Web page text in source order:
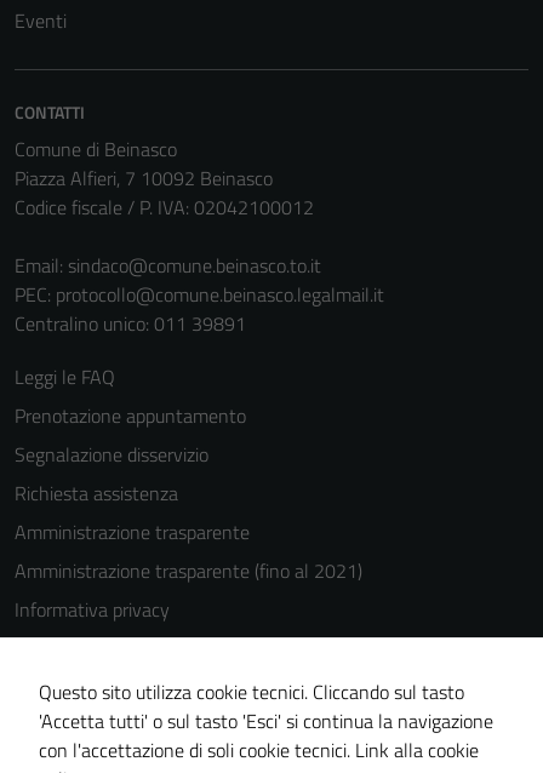
Eventi
CONTATTI
Comune di Beinasco
Piazza Alfieri, 7 10092 Beinasco
Codice fiscale / P. IVA: 02042100012
Email: sindaco@comune.beinasco.to.it
PEC: protocollo@comune.beinasco.legalmail.it
Centralino unico: 011 39891
Leggi le FAQ
Prenotazione appuntamento
Segnalazione disservizio
Richiesta assistenza
Amministrazione trasparente
Amministrazione trasparente (fino al 2021)
Informativa privacy
Cookie Policy
Note legali
Dichiarazione di accessibilità
Piano di miglioramento del sito
Questo sito utilizza cookie tecnici. Cliccando sul tasto
'Accetta tutti' o sul tasto 'Esci' si continua la navigazione
con l'accettazione di soli cookie tecnici. Link alla cookie
possono
non raccolgono
informazioni
personali.